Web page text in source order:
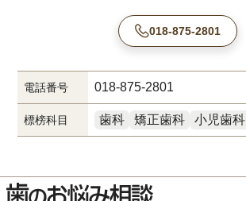
018-875-2801
電話番号 018-875-2801
標榜科目 歯科 矯正歯科 小児歯科